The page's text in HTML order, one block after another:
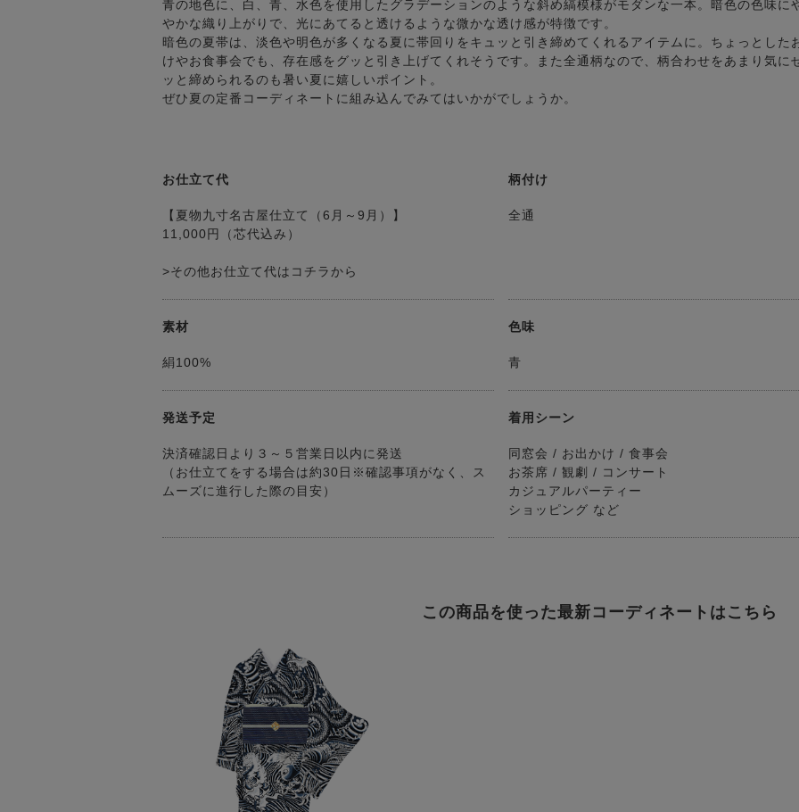
青の地色に、白、青、水色を使用したグラデーションのような斜め縞模様がモダンな一本。暗色の色味に
やかな織り上がりで、光にあてると透けるような微かな透け感が特徴です。
暗色の夏帯は、淡色や明色が多くなる夏に帯回りをキュッと引き締めてくれるアイテムに。ちょっとした
けやお食事会でも、存在感をグッと引き上げてくれそうです。また全通柄なので、柄合わせをあまり気に
ッと締められるのも暑い夏に嬉しいポイント。
ぜひ夏の定番コーディネートに組み込んでみてはいかがでしょうか。
お仕立て代
【夏物九寸名古屋仕立て（6月～9月）】
11,000円（芯代込み）
>その他お仕立て代はコチラから
柄付け
全通
素材
絹100%
色味
青
発送予定
決済確認日より３～５営業日以内に発送
（お仕立てをする場合は約30日※確認事項がなく、ス
ムーズに進行した際の目安）
着用シーン
同窓会 / お出かけ / 食事会
お茶席 / 観劇 / コンサート
カジュアルパーティー
ショッピング など
この商品を使った最新コーディネートはこちら